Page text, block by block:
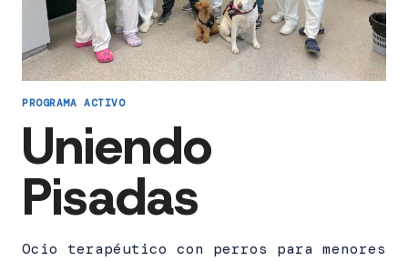
PROGRAMA ACTIVO
Uniendo
Pisadas
Ocio terapéutico con perros para menores